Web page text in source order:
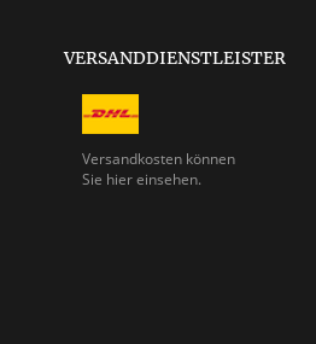
VERSANDDIENSTLEISTER
Versandkosten können
Sie hier einsehen.